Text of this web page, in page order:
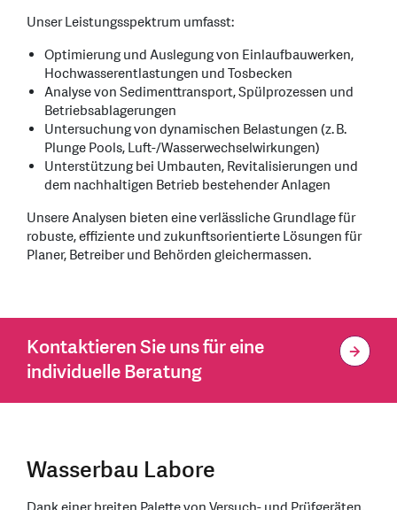
Unser Leistungsspektrum umfasst:
Optimierung und Auslegung von Einlaufbauwerken,
Hochwasserentlastungen und Tosbecken
Analyse von Sedimenttransport, Spülprozessen und
Betriebsablagerungen
Untersuchung von dynamischen Belastungen (z. B.
Plunge Pools, Luft-/Wasserwechselwirkungen)
Unterstützung bei Umbauten, Revitalisierungen und
dem nachhaltigen Betrieb bestehender Anlagen
Unsere Analysen bieten eine verlässliche Grundlage für
robuste, effiziente und zukunftsorientierte Lösungen für
Planer, Betreiber und Behörden gleichermassen.
Kontaktieren Sie uns für eine
individuelle Beratung
Wasserbau Labore